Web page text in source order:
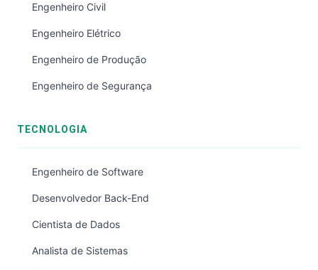
Engenheiro Civil
Engenheiro Elétrico
Engenheiro de Produção
Engenheiro de Segurança
TECNOLOGIA
Engenheiro de Software
Desenvolvedor Back-End
Cientista de Dados
Analista de Sistemas